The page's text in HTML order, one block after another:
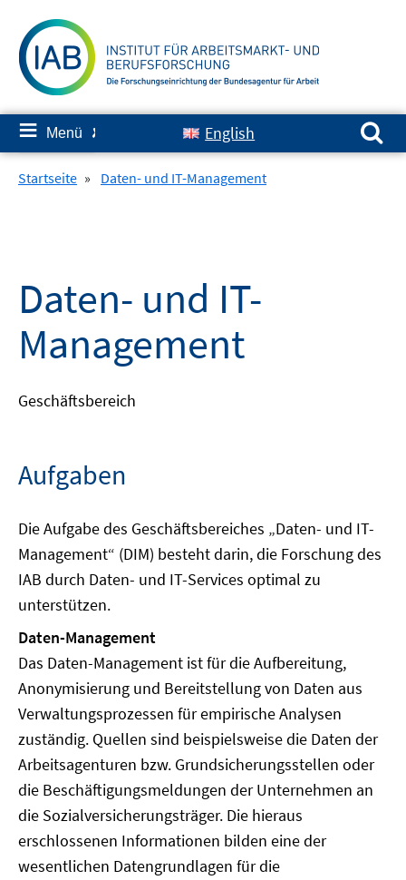
zum
Inhalt
≡ Menü ✘ English
Suchen nach:
Startseite » Daten- und IT-Management
Daten- und IT-
Management
Geschäftsbereich
Aufgaben
Die Aufgabe des Geschäftsbereiches „Daten- und IT-
Management“ (DIM) besteht darin, die Forschung des
IAB durch Daten- und IT-Services optimal zu
unterstützen.
Daten-Management
Das Daten-Management ist für die Aufbereitung,
Anonymisierung und Bereitstellung von Daten aus
Verwaltungsprozessen für empirische Analysen
zuständig. Quellen sind beispielsweise die Daten der
Arbeitsagenturen bzw. Grundsicherungsstellen oder
die Beschäftigungsmeldungen der Unternehmen an
die Sozialversicherungsträger. Die hieraus
erschlossenen Informationen bilden eine der
wesentlichen Datengrundlagen für die